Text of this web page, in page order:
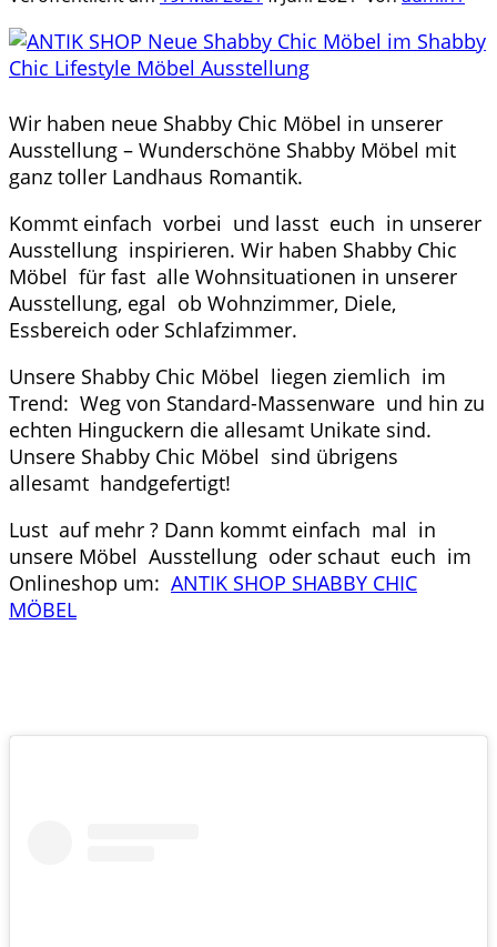
Wir haben neue Shabby Chic Möbel in unserer
Ausstellung – Wunderschöne Shabby Möbel mit
ganz toller Landhaus Romantik.
Kommt einfach vorbei und lasst euch in unserer
Ausstellung inspirieren. Wir haben Shabby Chic
Möbel für fast alle Wohnsituationen in unserer
Ausstellung, egal ob Wohnzimmer, Diele,
Essbereich oder Schlafzimmer.
Unsere Shabby Chic Möbel liegen ziemlich im
Trend: Weg von Standard-Massenware und hin zu
echten Hinguckern die allesamt Unikate sind.
Unsere Shabby Chic Möbel sind übrigens
allesamt handgefertigt!
Lust auf mehr ? Dann kommt einfach mal in
unsere Möbel Ausstellung oder schaut euch im
Onlineshop um: ANTIK SHOP SHABBY CHIC
MÖBEL